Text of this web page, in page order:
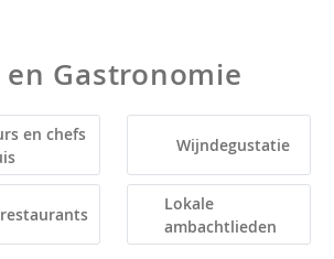
Gastronomie
en chefs
Wijndegustatie
Lokale
ambachtlieden